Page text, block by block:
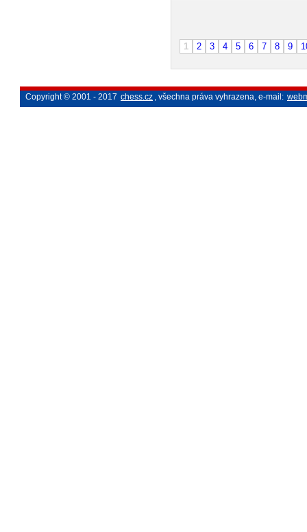
1 2 3 4 5 6 7 8 9
Copyright © 2001 - 2017 chess.cz , všechna práva vyhrazena, e-mail: